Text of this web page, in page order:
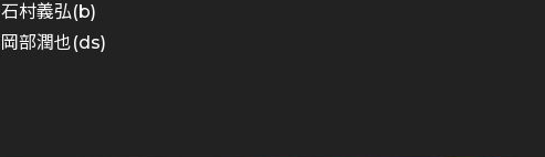
石村義弘(b)
岡部潤也(ds)